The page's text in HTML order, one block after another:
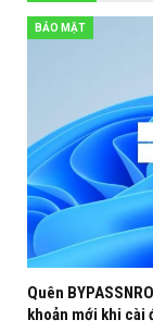
BẢO MẬT
Quên
khoản mới khi cài